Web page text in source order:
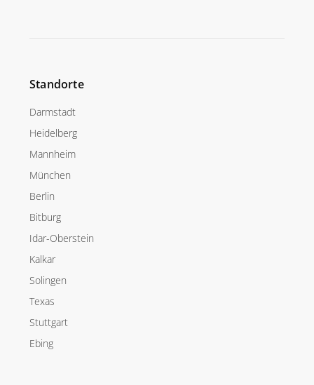
Standorte
Darmstadt
Heidelberg
Mannheim
München
Berlin
Bitburg
Idar-Oberstein
Kalkar
Solingen
Texas
Stuttgart
Ebing